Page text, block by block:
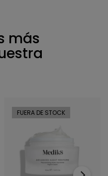
más
FUERA DE STOCK
›